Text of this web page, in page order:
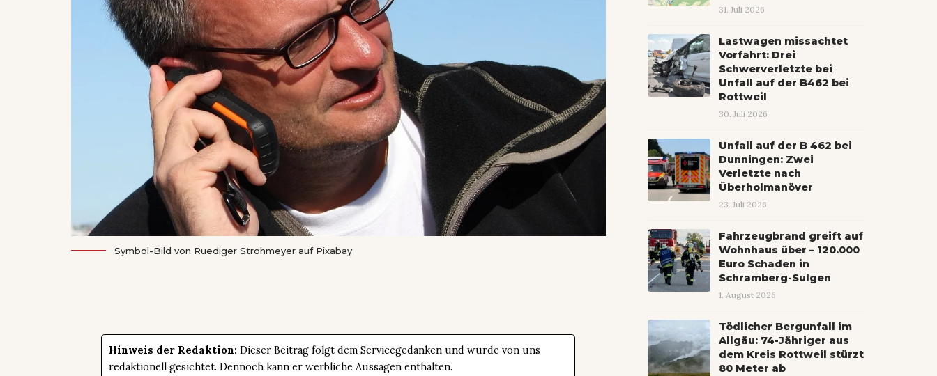
Symbol-Bild von Ruediger Strohmeyer auf Pixabay
Hinweis der Redaktion: Dieser Beitrag folgt dem Servicegedanken und wurde von uns
redaktionell gesichtet. Dennoch kann er werbliche Aussagen enthalten.
31. Juli 2026
Lastwagen missachtet
Vorfahrt: Drei
Schwerverletzte bei
Unfall auf der B462 bei
Rottweil
30. Juli 2026
Unfall auf der B 462 bei
Dunningen: Zwei
Verletzte nach
Überholmanöver
23. Juli 2026
Fahrzeugbrand greift auf
Wohnhaus über – 120.000
Euro Schaden in
Schramberg-Sulgen
1. August 2026
Tödlicher Bergunfall im
Allgäu: 74-Jähriger aus
dem Kreis Rottweil stürzt
80 Meter ab